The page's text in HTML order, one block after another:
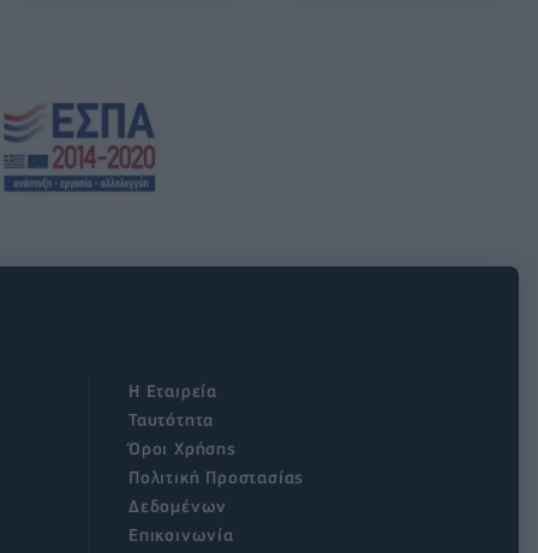
Η Εταιρεία
Ταυτότητα
Όροι Χρήσης
Πολιτική Προστασίας
Δεδομένων
Επικοινωνία